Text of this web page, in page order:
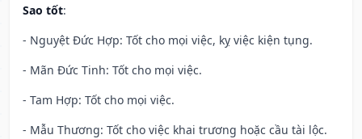
Sao tốt:
- Nguyệt Đức Hợp: Tốt cho mọi việc, kỵ việc kiện tụng.
- Mãn Đức Tinh: Tốt cho mọi việc.
- Tam Hợp: Tốt cho mọi việc.
- Mẫu Thương: Tốt cho việc khai trương hoặc cầu tài lộc.